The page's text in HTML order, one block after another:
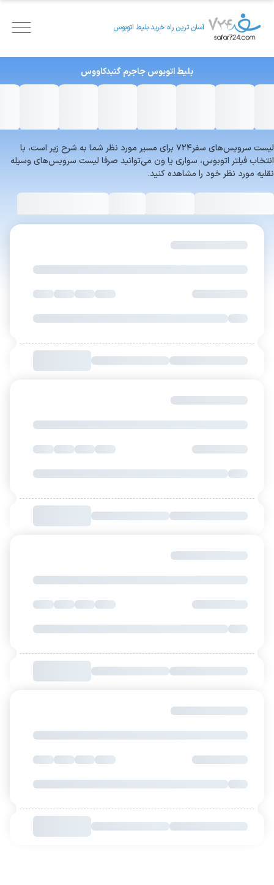
آسان ترین راه خرید بلیط اتوبوس
بلیط اتوبوسجاجرمگنبدکاووس
لیست سرویس‌های سفر۷۲۴ برای مسیر مورد نظر شما به شرح زیر است، با
انتخاب فیلتر اتوبوس، سواری یا ون می‌توانید صرفا لیست سرویس‌های وسیله
نقلیه مورد نظر خود را مشاهده کنید.